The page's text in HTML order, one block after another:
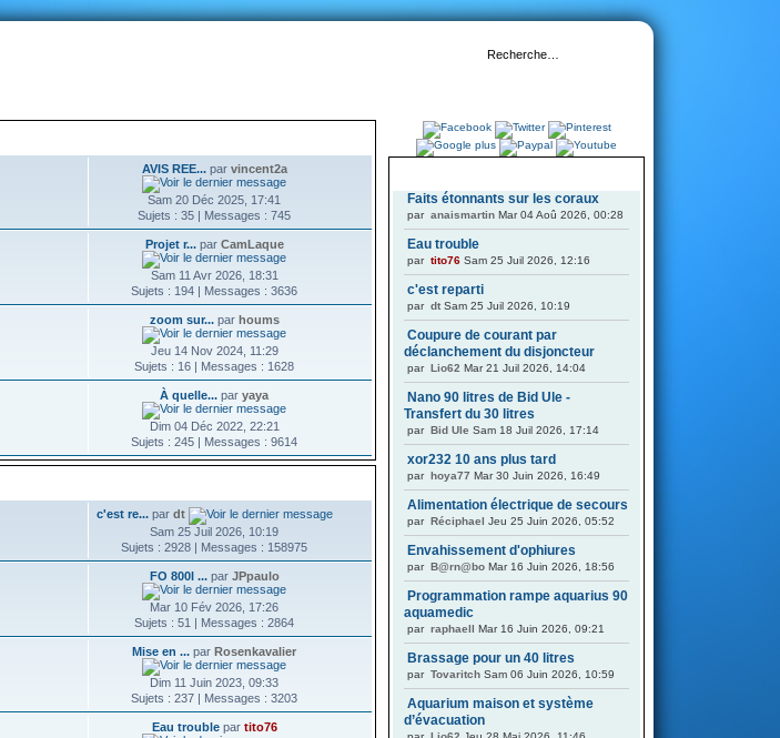
AVIS REE...par vincent2a
Sam 20 Déc 2025, 17:41
Sujets : 35 | Messages : 745
Projet r...par CamLaque
Sam 11 Avr 2026, 18:31
Sujets : 194 | Messages : 3636
zoom sur...par houms
Jeu 14 Nov 2024, 11:29
Sujets : 16 | Messages : 1628
À quelle... par yaya
Dim 04 Déc 2022, 22:21
Sujets : 245 | Messages : 9614
c'est re...par dt
Sam 25 Juil 2026, 10:19
Sujets : 2928 | Messages : 158975
FO 800l ...par JPpaulo
Mar 10 Fév 2026, 17:26
Sujets : 51 | Messages : 2864
Mise en ... par Rosenkavalier
Dim 11 Juin 2023, 09:33
Sujets : 237 | Messages : 3203
Eau troublepar tito76
Faits étonnants sur les coraux
par anaismartin Mar 04 Aoû 2026, 00:28
Eau trouble
par tito76 Sam 25 Juil 2026, 12:16
c'est reparti
par dt Sam 25 Juil 2026, 10:19
Coupure de courant par
déclanchement du disjoncteur
par Lio62 Mar 21 Juil 2026, 14:04
Nano 90 litres de Bid Ule -
Transfert du 30 litres
par Bid Ule Sam 18 Juil 2026, 17:14
xor232 10 ans plus tard
par hoya77 Mar 30 Juin 2026, 16:49
Alimentation électrique de secours
par Réciphael Jeu 25 Juin 2026, 05:52
Envahissement d'ophiures
par B@rn@bo Mar 16 Juin 2026, 18:56
Programmation rampe aquarius 90
aquamedic
par raphaell Mar 16 Juin 2026, 09:21
Brassage pour un 40 litres
par Tovaritch Sam 06 Juin 2026, 10:59
Aquarium maison et système
d’évacuation